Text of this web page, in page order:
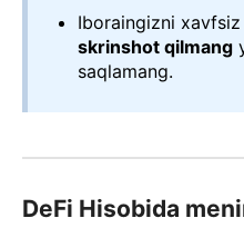
Iboraingizni
skrinshot qilmang
saqlamang.
DeFi Hisobida